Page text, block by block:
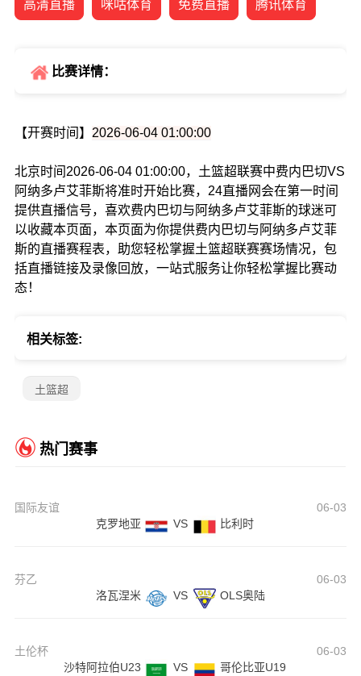
高清直播 咪咕体育 免费直播 腾讯体育
比赛详情：
【开赛时间】 2026-06-04 01:00:00
北京时间2026-06-04 01:00:00，土篮超联赛中费内巴切VS
阿纳多卢艾菲斯将准时开始比赛，24直播网会在第一时间
提供直播信号，喜欢费内巴切与阿纳多卢艾菲斯的球迷可
以收藏本页面，本页面为你提供费内巴切与阿纳多卢艾菲
斯的直播赛程表，助您轻松掌握土篮超联赛赛场情况，包
括直播链接及录像回放，一站式服务让你轻松掌握比赛动
态！
相关标签:
土篮超
热门赛事
国际友谊
06-03
克罗地亚
VS 比利时
芬乙
06-03
洛瓦涅米
VS OLS奥陆
土伦杯
06-03
沙特阿拉伯U23
VS 哥伦比亚U19